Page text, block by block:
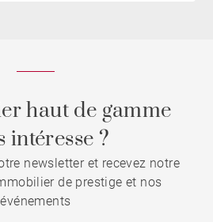
haut de gamme
intéresse ?
newsletter et recevez notre
de prestige et nos
événements